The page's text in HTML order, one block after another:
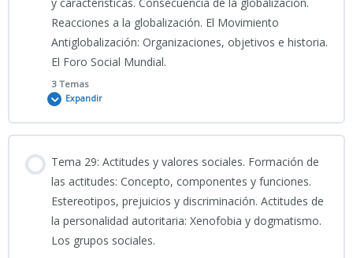
SIMULACRO 8_ 20 PREGUNTAS TEMA 25 CNP 2026
TEST TEMA 25 CNP
TEST 1_TEMA 26 CNP
TEST 3_TEMA 26 CNP
TEST 4_TEMA 26 CNP
TEST 5_TEMA 26 CNP
Clase grabada Tema 27 CNP 21/05/2026
PRESENTACIÓN TEMA 27 CNP (2026)
INFO TEMA 27 CNP
BTEST 27 CNP
Reacciones a la globalización. El Movimiento
Antiglobalización: Organizaciones, objetivos e historia.
El Foro Social Mundial.
3 Temas
Expandir
0% COMPLETADO 0/3 Pasos
26_05_2026_Clase grabada Tema 28 CNP
Tema 29: Actitudes y valores sociales. Formación de
las actitudes: Concepto, componentes y funciones.
Estereotipos, prejuicios y discriminación. Actitudes de
la personalidad autoritaria: Xenofobia y dogmatismo.
Los grupos sociales.